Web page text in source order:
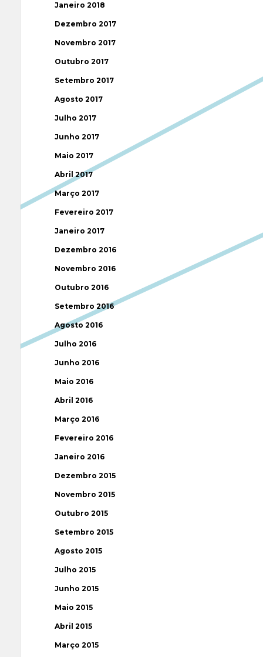
Janeiro 2018
Dezembro 2017
Novembro 2017
Outubro 2017
Setembro 2017
Agosto 2017
Julho 2017
Junho 2017
Maio 2017
Abril 2017
Março 2017
Fevereiro 2017
Janeiro 2017
Dezembro 2016
Novembro 2016
Outubro 2016
Setembro 2016
Agosto 2016
Julho 2016
Junho 2016
Maio 2016
Abril 2016
Março 2016
Fevereiro 2016
Janeiro 2016
Dezembro 2015
Novembro 2015
Outubro 2015
Setembro 2015
Agosto 2015
Julho 2015
Junho 2015
Maio 2015
Abril 2015
Março 2015